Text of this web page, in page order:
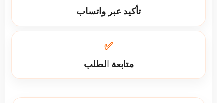
تأكيد عبر واتساب
✅
متابعة الطلب